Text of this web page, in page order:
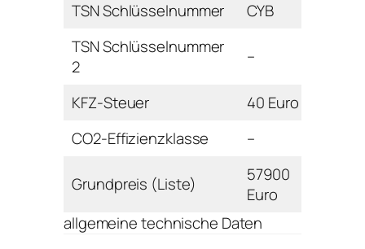
TSN Schlüsselnummer
CYB
TSN Schlüsselnummer
2
–
KFZ-Steuer
40 Euro
CO2-Effizienzklasse
–
Grundpreis (Liste)
57900
Euro
allgemeine technische Daten